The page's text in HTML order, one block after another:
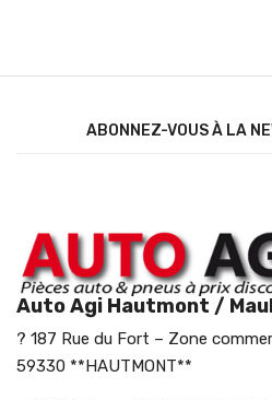
ABONNEZ-VOUS À LA
Auto Agi Hautmont /
? 187 Rue du Fort – Zone
59330 **HAUTMONT**